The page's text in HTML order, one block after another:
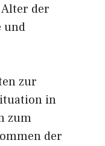
der
und
zur
in
zum
der